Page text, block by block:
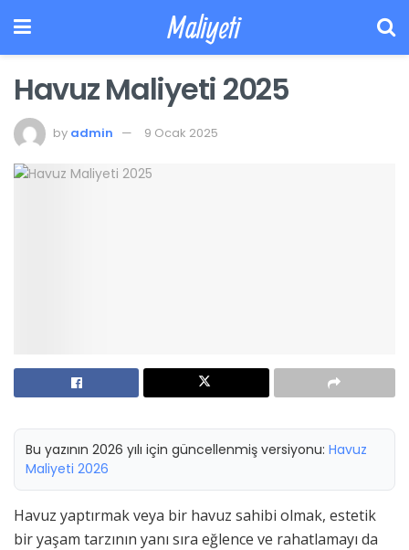
Maliyeti
Havuz Maliyeti 2025
by admin 9 Ocak 2025
Bu yazının 2026 yılı için güncellenmiş versiyonu: Havuz
Maliyeti 2026
Havuz yaptırmak veya bir havuz sahibi olmak, estetik
bir yaşam tarzının yanı sıra eğlence ve rahatlamayı da